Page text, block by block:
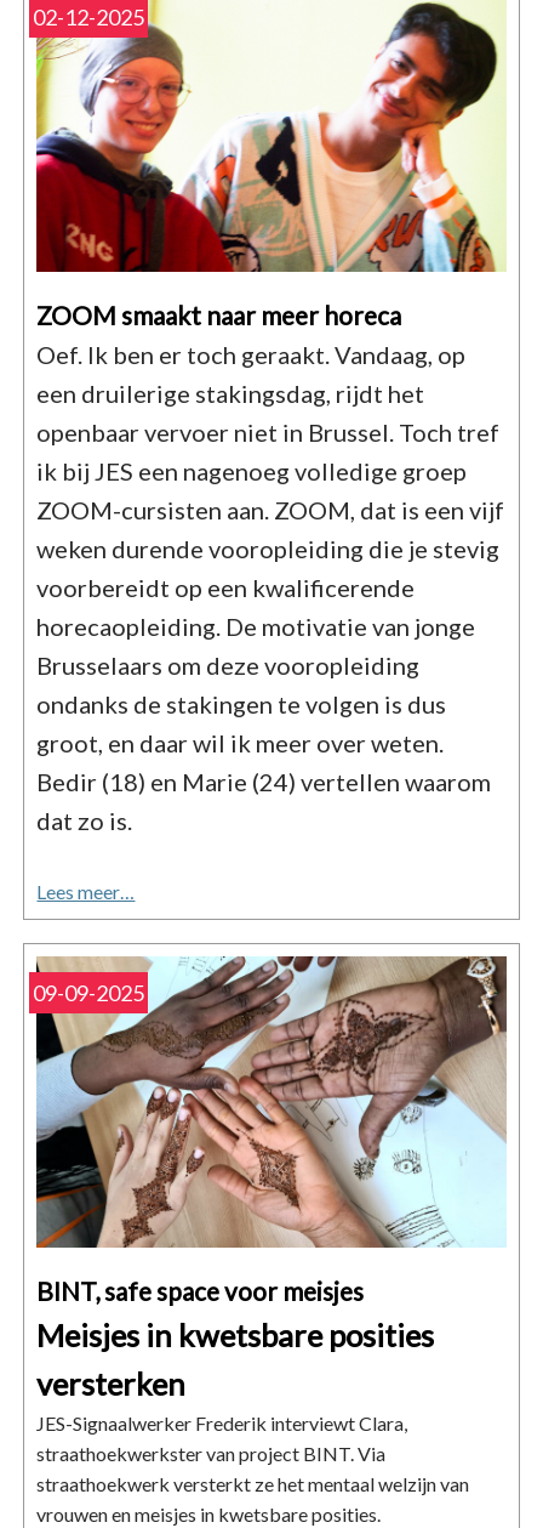
02-12-2025
ZOOM smaakt naar meer horeca
Oef. Ik ben er toch geraakt. Vandaag, op
een druilerige stakingsdag, rijdt het
openbaar vervoer niet in Brussel. Toch tref
ik bij JES een nagenoeg volledige groep
ZOOM-cursisten aan. ZOOM, dat is een vijf
weken durende vooropleiding die je stevig
voorbereidt op een kwalificerende
horecaopleiding. De motivatie van jonge
Brusselaars om deze vooropleiding
ondanks de stakingen te volgen is dus
groot, en daar wil ik meer over weten.
Bedir (18) en Marie (24) vertellen waarom
dat zo is.
Lees meer…
09-09-2025
BINT, safe space voor meisjes
Meisjes in kwetsbare posities
versterken
JES-Signaalwerker Frederik interviewt Clara,
straathoekwerkster van project BINT. Via
straathoekwerk versterkt ze het mentaal welzijn van
vrouwen en meisjes in kwetsbare posities.